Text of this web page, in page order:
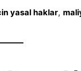
yasal haklar,